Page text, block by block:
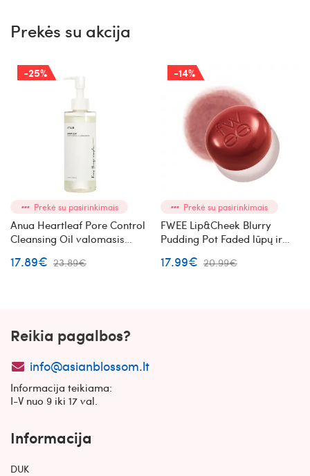
Prekės su akcija
-25%
Prekė su pasirinkimais
Anua Heartleaf Pore Control
Cleansing Oil valomasis
ekstraktais
17.89€ 23.89€
-14%
Prekė su pasirinkimais
FWEE Lip&Cheek Blurry
Pudding Pot Faded lūpų ir
17.99€ 20.99€
Reikia pagalbos?
info@asianblossom.lt
Informacija teikiama:
I-V nuo 9 iki 17 val.
Informacija
DUK